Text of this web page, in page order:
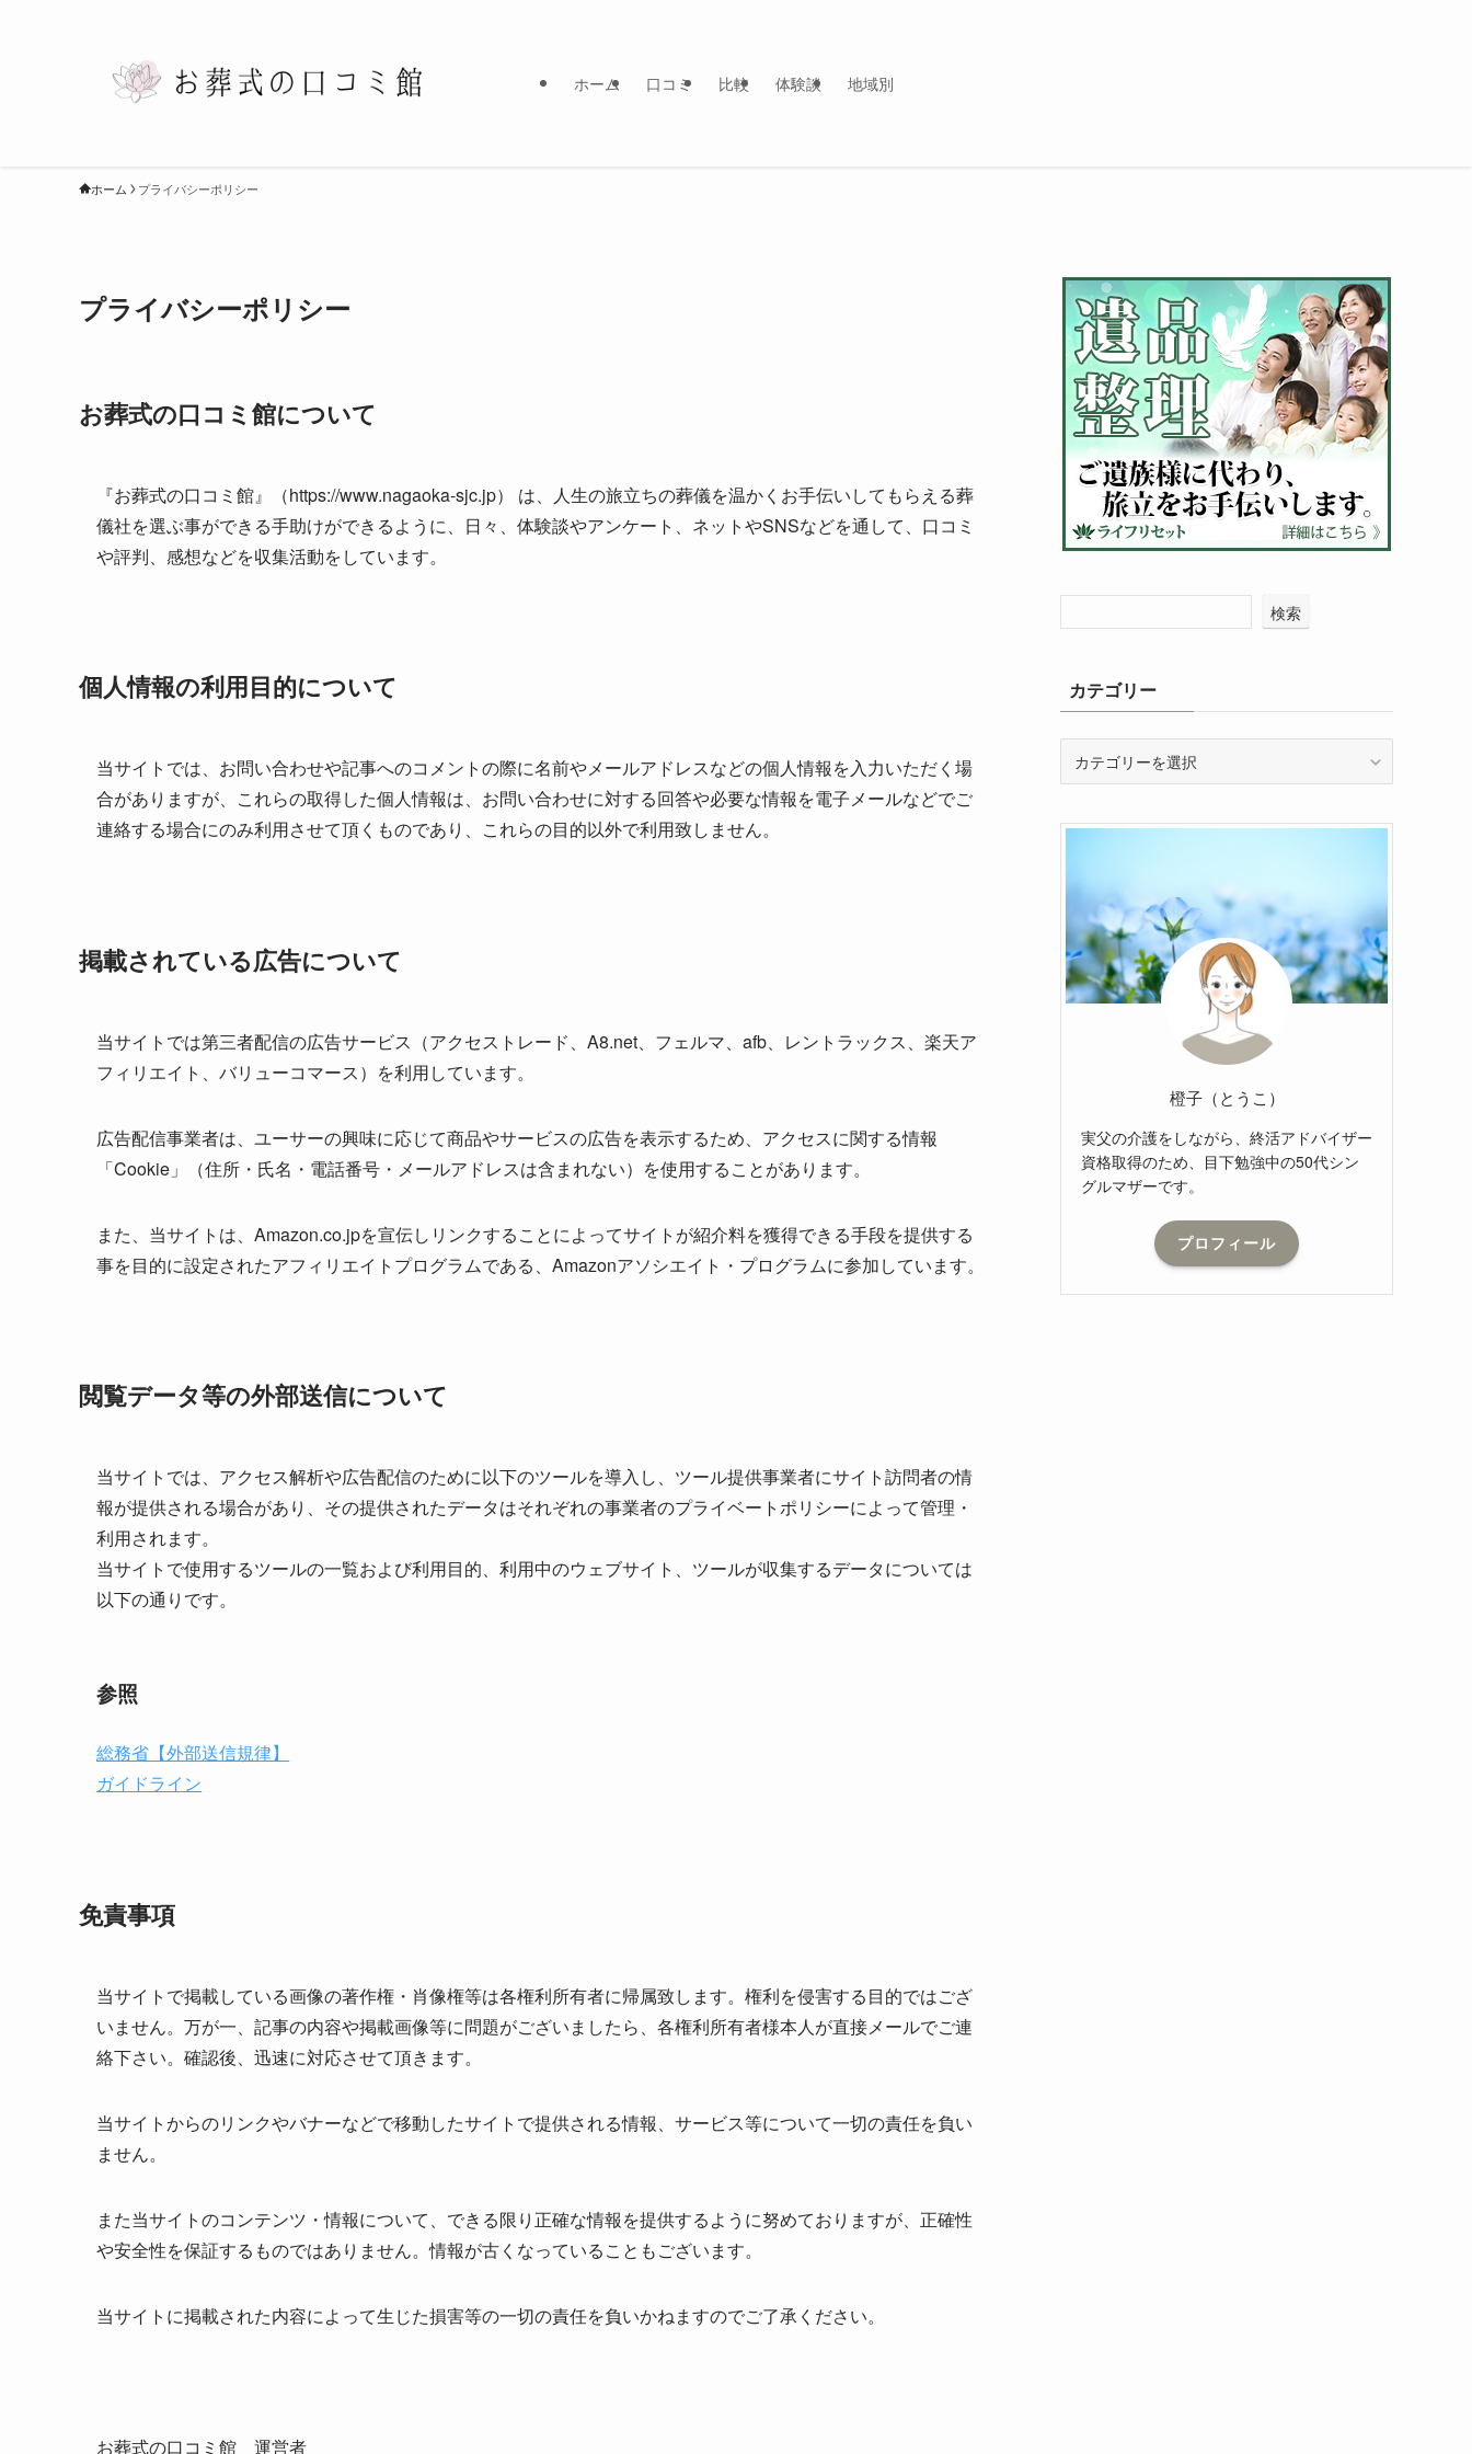
ホーム 口コミ 比較 体験談 地域別
ホーム プライバシーポリシー
プライバシーポリシー
お葬式の口コミ館について
『お葬式の口コミ館』（https://www.nagaoka-sjc.jp） は、人生の旅立ちの葬儀を温かくお手伝いしてもらえる葬
儀社を選ぶ事ができる手助けができるように、日々、体験談やアンケート、ネットやSNSなどを通して、口コミ
や評判、感想などを収集活動をしています。
個人情報の利用目的について
当サイトでは、お問い合わせや記事へのコメントの際に名前やメールアドレスなどの個人情報を入力いただく場
合がありますが、これらの取得した個人情報は、お問い合わせに対する回答や必要な情報を電子メールなどでご
連絡する場合にのみ利用させて頂くものであり、これらの目的以外で利用致しません。
掲載されている広告について
当サイトでは第三者配信の広告サービス（アクセストレード、A8.net、フェルマ、afb、レントラックス、楽天ア
フィリエイト、バリューコマース）を利用しています。
広告配信事業者は、ユーサーの興味に応じて商品やサービスの広告を表示するため、アクセスに関する情報
「Cookie」（住所・氏名・電話番号・メールアドレスは含まれない）を使用することがあります。
また、当サイトは、Amazon.co.jpを宣伝しリンクすることによってサイトが紹介料を獲得できる手段を提供する
事を目的に設定されたアフィリエイトプログラムである、Amazonアソシエイト・プログラムに参加しています。
閲覧データ等の外部送信について
当サイトでは、アクセス解析や広告配信のために以下のツールを導入し、ツール提供事業者にサイト訪問者の情
報が提供される場合があり、その提供されたデータはそれぞれの事業者のプライベートポリシーによって管理・
利用されます。
当サイトで使用するツールの一覧および利用目的、利用中のウェブサイト、ツールが収集するデータについては
以下の通りです。
参照
総務省【外部送信規律】
ガイドライン
免責事項
当サイトで掲載している画像の著作権・肖像権等は各権利所有者に帰属致します。権利を侵害する目的ではござ
いません。万が一、記事の内容や掲載画像等に問題がございましたら、各権利所有者様本人が直接メールでご連
絡下さい。確認後、迅速に対応させて頂きます。
当サイトからのリンクやバナーなどで移動したサイトで提供される情報、サービス等について一切の責任を負い
ません。
また当サイトのコンテンツ・情報について、できる限り正確な情報を提供するように努めておりますが、正確性
や安全性を保証するものではありません。情報が古くなっていることもございます。
当サイトに掲載された内容によって生じた損害等の一切の責任を負いかねますのでご了承ください。
お葬式の口コミ館 運営者
検索
カテゴリー
リ
橙子（とうこ）
実父の介護をしながら、終活アドバイザー
資格取得のため、目下勉強中の50代シン
グルマザーです。
プロフィール